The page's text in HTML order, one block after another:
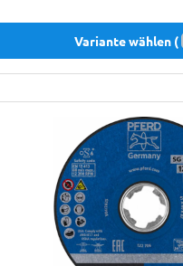
Variante wählen (